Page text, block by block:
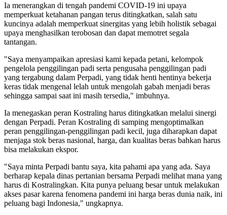
Ia menerangkan di tengah pandemi COVID-19 ini upaya
memperkuat ketahanan pangan terus ditingkatkan, salah satu
kuncinya adalah memperkuat sinergitas yang lebih holistik sebagai
upaya menghasilkan terobosan dan dapat memotret segala
tantangan.
"Saya menyampaikan apresiasi kami kepada petani, kelompok
pengelola penggilingan padi serta pengusaha penggilingan padi
yang tergabung dalam Perpadi, yang tidak henti hentinya bekerja
keras tidak mengenal lelah untuk mengolah gabah menjadi beras
sehingga sampai saat ini masih tersedia," imbuhnya.
Ia menegaskan peran Kostraling harus ditingkatkan melalui sinergi
dengan Perpadi. Peran Kostraling di samping mengoptimalkan
peran penggilingan-penggilingan padi kecil, juga diharapkan dapat
menjaga stok beras nasional, harga, dan kualitas beras bahkan harus
bisa melakukan ekspor.
"Saya minta Perpadi bantu saya, kita pahami apa yang ada. Saya
berharap kepala dinas pertanian bersama Perpadi melihat mana yang
harus di Kostralingkan. Kita punya peluang besar untuk melakukan
akses pasar karena fenomena pandemi ini harga beras dunia naik, ini
peluang bagi Indonesia," ungkapnya.